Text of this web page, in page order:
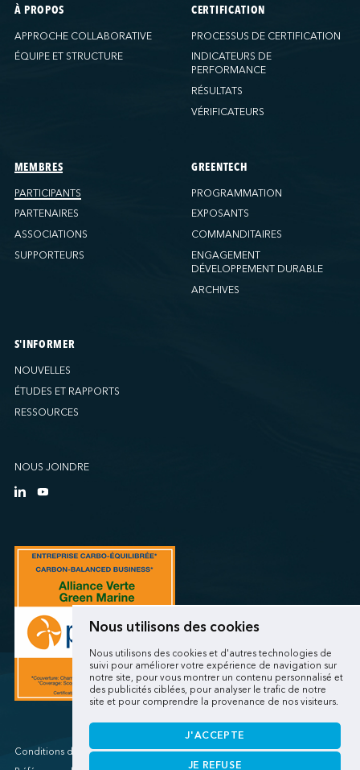
Nous utilisons des cookies
Nous utilisons des cookies et d'autres technologies de
suivi pour améliorer votre expérience de navigation sur
notre site, pour vous montrer un contenu personnalisé et
des publicités ciblées, pour analyser le trafic de notre
site et pour comprendre la provenance de nos visiteurs.
J'ACCEPTE
JE REFUSE
Ports America (Miami)
Ports America (NATSS)
Ports America (New Orleans)
Ports America (WBCT)
Ports America (Wilmington)
PSA Halifax
PSA Halifax (Fairview Cove)
QSL America
Société Terminaux Montréal Gateway
Sollio Agriculture (Hamilton)
Sollio Agriculture (Montréal)
Sollio Agriculture (Québec)
SSA Marine (Stockton)
SSA Marine (Vancouver Cruise)
SSA Marine (West Sacramento)
SSA Marine (West Sitcum Matson)
SSA Marine Canada (Lynnterm)
SSA Marine Canada (Squamish Terminals)
SSA Marine Canada (Victoria Cruise)
SSA Marine Mexico (Lazaro Cardenas)
SSA Marine Mexico (Manzanillo TEC)
SSA Marine Mexico (Veracruz)
À PROPOS
APPROCHE COLLABORATIVE
ÉQUIPE ET STRUCTURE
CERTIFICATION
PROCESSUS DE CERTIFICATION
INDICATEURS DE
PERFORMANCE
RÉSULTATS
VÉRIFICATEURS
MEMBRES
PARTICIPANTS
PARTENAIRES
ASSOCIATIONS
SUPPORTEURS
GREENTECH
PROGRAMMATION
EXPOSANTS
COMMANDITAIRES
ENGAGEMENT
DÉVELOPPEMENT DURABLE
ARCHIVES
S'INFORMER
NOUVELLES
ÉTUDES ET RAPPORTS
RESSOURCES
NOUS JOINDRE
Conditions d'utilisations/Renseignements personnels